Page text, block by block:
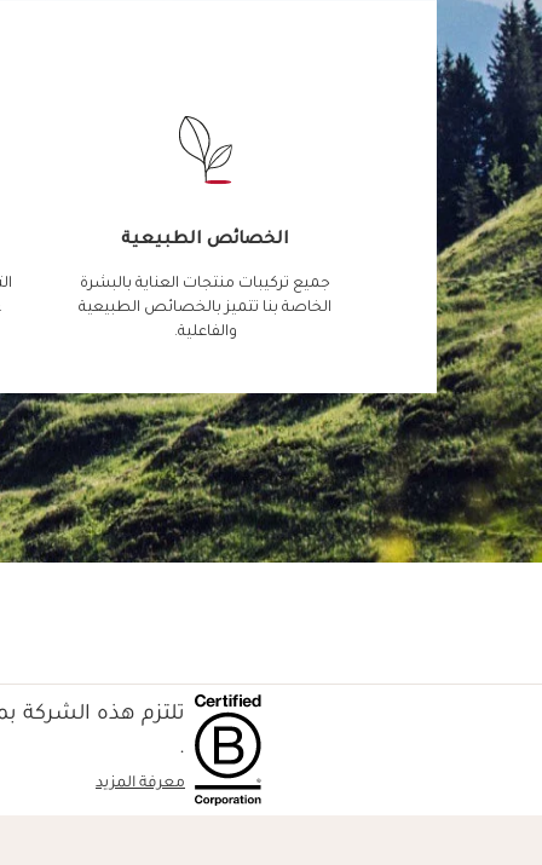
الخصائص الطبيعية
جميع تركيبات منتجات العناية بالبشرة
الخاصة بنا تتميز بالخصائص الطبيعية
والفاعلية.
تلتزم هذه الشركة
.
معرفة المزيد